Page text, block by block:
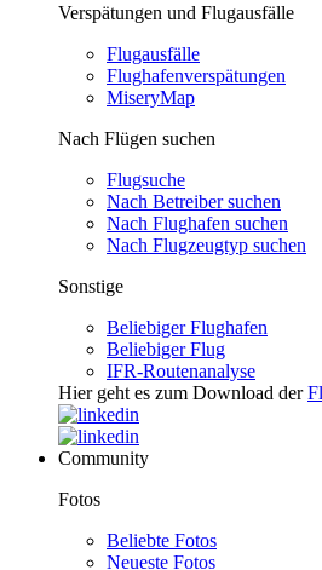
Verspätungen und Flugausfälle
Flugausfälle
Flughafenverspätungen
MiseryMap
Nach Flügen suchen
Flugsuche
Nach Betreiber suchen
Nach Flughafen suchen
Nach Flugzeugtyp suchen
Sonstige
Beliebiger Flughafen
Beliebiger Flug
IFR-Routenanalyse
Hier geht es zum Download der
Community
Fotos
Beliebte Fotos
Neueste Fotos